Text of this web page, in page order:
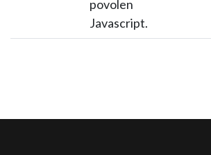
povolen
Javascript.